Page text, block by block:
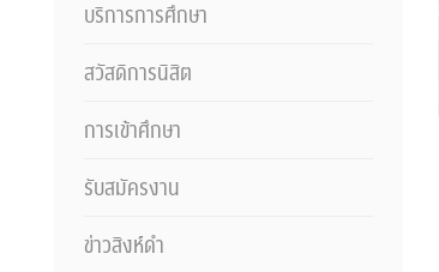
บริการการศึกษา
สวัสดิการนิสิต
การเข้าศึกษา
รับสมัครงาน
ข่าวสิงห์ดำ